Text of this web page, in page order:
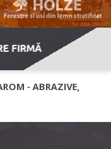
FIRMĂ
- ABRAZIVE,